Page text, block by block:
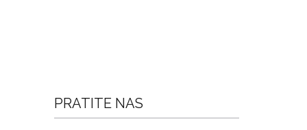
PRATITE NAS